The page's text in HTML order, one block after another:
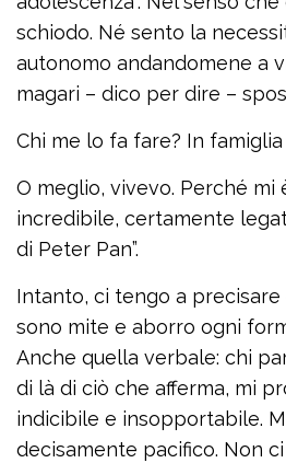
schiodo. Né sento la
autonomo andandomene a
magari – dico per dire –
Chi me lo fa fare? In
O meglio, vivevo. Perché mi
incredibile, certamente
di Peter Pan”.
Intanto, ci tengo a
sono mite e aborro ogni
Anche quella verbale: chi
di là di ciò che afferma, mi
indicibile e insopportabile.
decisamente pacifico. Non